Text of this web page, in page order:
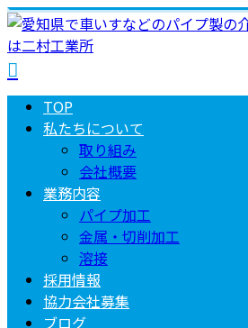
TOP
私たちについて
取り組み
会社概要
業務内容
パイプ加工
金属・切削加工
溶接
採用情報
協力会社募集
ブログ